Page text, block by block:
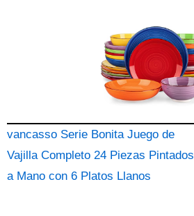
vancasso Serie Bonita Juego de
Vajilla Completo 24 Piezas Pintados
a Mano con 6 Platos Llanos